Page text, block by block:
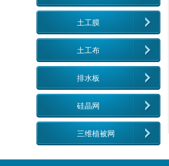
土工膜
土工布
排水板
硅晶网
三维植被网